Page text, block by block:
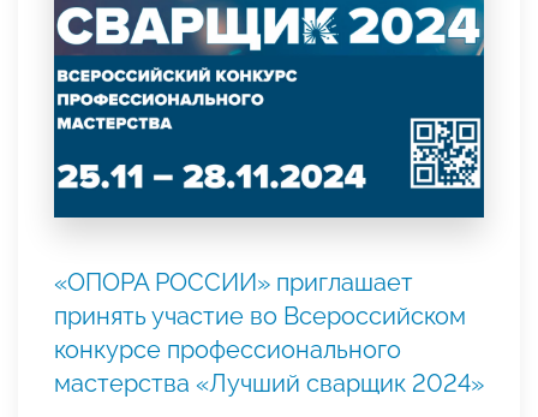
«ОПОРА РОССИИ» приглашает
принять участие во Всероссийском
конкурсе профессионального
мастерства «Лучший сварщик 2024»